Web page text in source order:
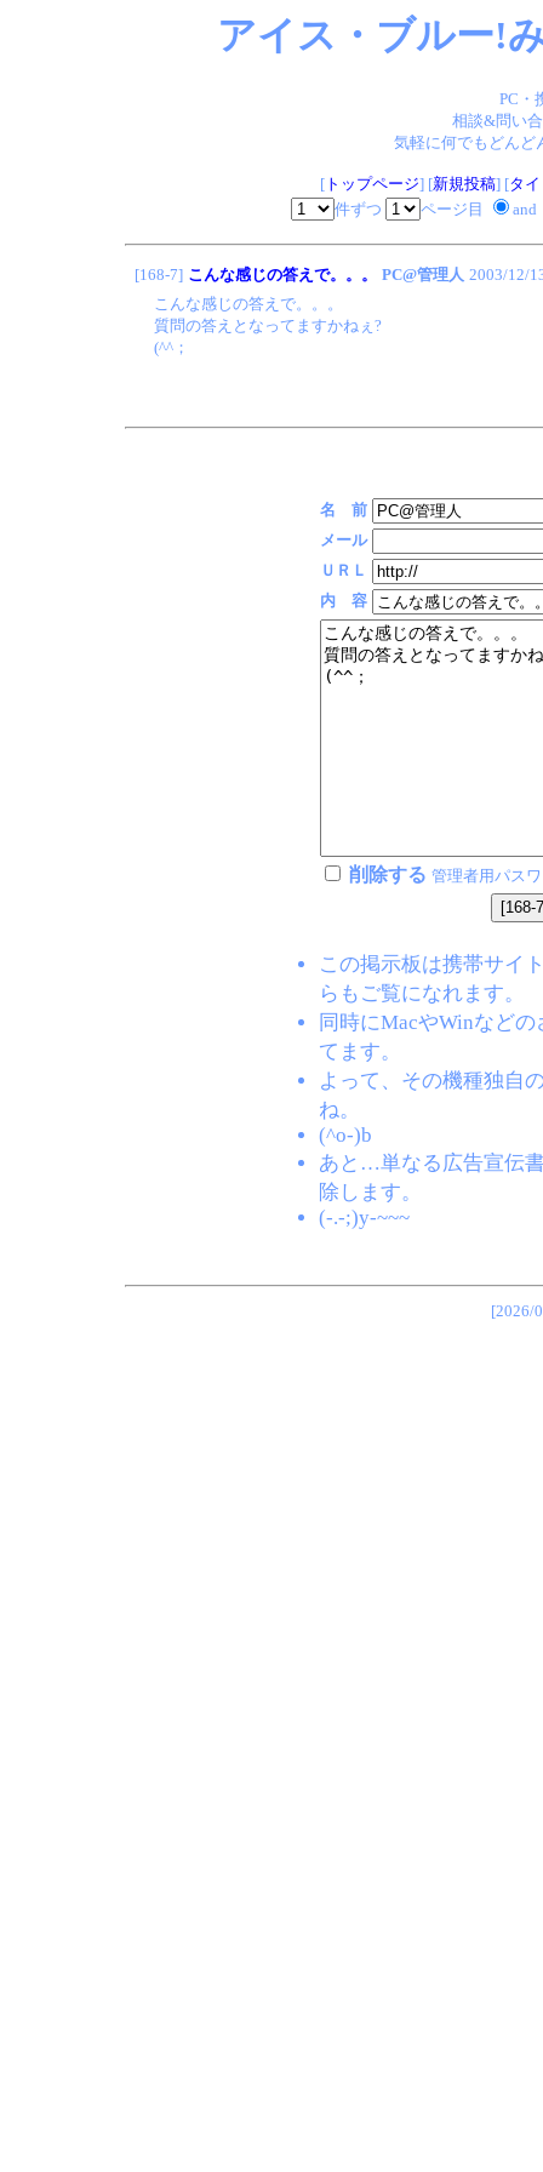
アイス・ブルー!
PC・
相談&問い
気軽に何でもどん
[トップページ] [新規投稿] [タ
件ずつ
ページ目 and
[168-7] こんな感じの答えで。。。 PC@管理人 2003/12/
こんな感じの答えで。。。
質問の答えとなってますかねぇ?
(^^；
名 前
メール
ＵＲＬ
内 容
削除する 管理者用パス
この掲示板は携帯サイ
らもご覧になれます。
同時にMacやWinなど
てます。
よって、その機種独自
ね。
(^o-)b
あと…単なる広告宣伝
除します。
(-.-;)y-~~~
[2026/